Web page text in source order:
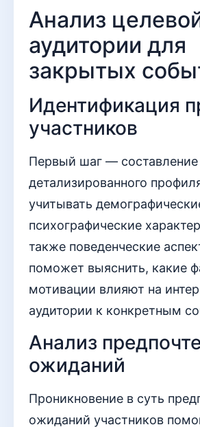
Анализ
аудитории для
закрытых
Идентификация
участников
Первый шаг — составление
детализированного
учитывать
психографические
также поведенческие
поможет выяснить, какие
мотивации влияют на
аудитории к конкретным
Анализ
ожиданий
Проникновение в суть
ожиданий участников